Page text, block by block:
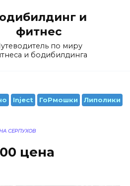
и
фитнес
по миру
и бодибилдинга
Inject ГоРмошки Липолики
СЕРПУХОВ
цена